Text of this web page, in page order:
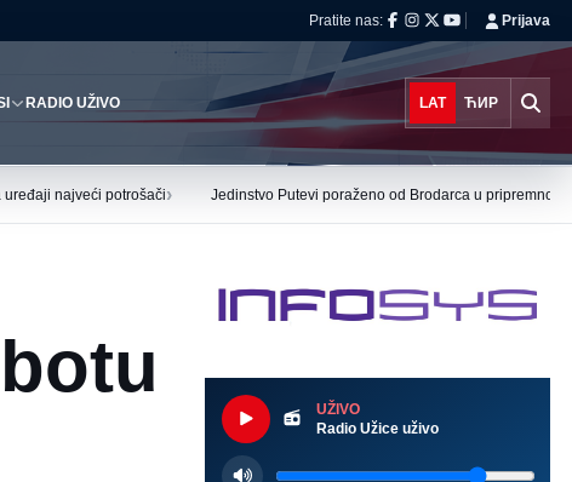
Pratite nas: Prijava
RADIO UŽIVO LAT ЋИР
najveći potrošači› Jedinstvo Putevi poraženo od Brodarca u pripremnoj
UŽIVO
Radio Užice uživo